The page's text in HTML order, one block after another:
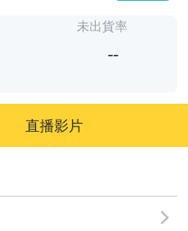
未出貨率
--
直播影片